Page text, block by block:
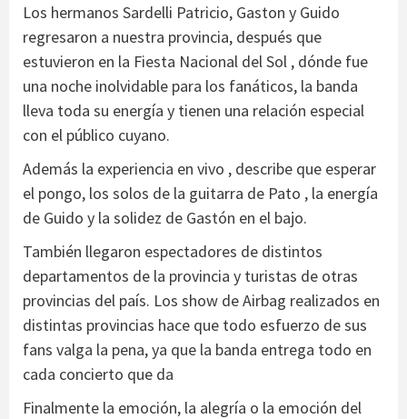
Los hermanos Sardelli Patricio, Gaston y Guido
regresaron a nuestra provincia, después que
estuvieron en la Fiesta Nacional del Sol , dónde fue
una noche inolvidable para los fanáticos, la banda
lleva toda su energía y tienen una relación especial
con el público cuyano.
Además la experiencia en vivo , describe que esperar
el pongo, los solos de la guitarra de Pato , la energía
de Guido y la solidez de Gastón en el bajo.
También llegaron espectadores de distintos
departamentos de la provincia y turistas de otras
provincias del país. Los show de Airbag realizados en
distintas provincias hace que todo esfuerzo de sus
fans valga la pena, ya que la banda entrega todo en
cada concierto que da
Finalmente la emoción, la alegría o la emoción del